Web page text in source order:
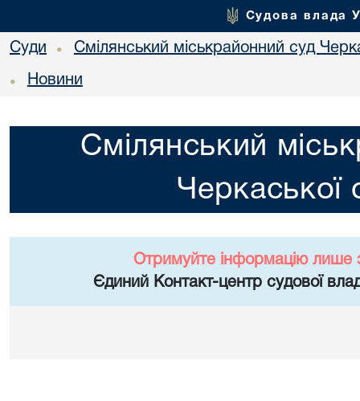
Судова влада
Суди • Смілянський міськрайонний суд
• Новини
Смілянський
Черкаської
Отримуйте інформацію лише
Єдиний Контакт-центр судової